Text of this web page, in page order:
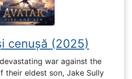
cenușă (2025)
war against the
their eldest son, Jake Sully